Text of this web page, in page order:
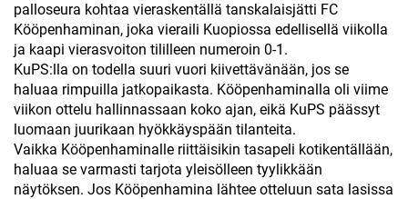
palloseura kohtaa vieraskentällä tanskalaisjätti FC
Kööpenhaminan, joka vieraili Kuopiossa edellisellä viikolla
ja kaapi vierasvoiton tililleen numeroin 0-1.
KuPS:lla on todella suuri vuori kiivettävänään, jos se
haluaa rimpuilla jatkopaikasta. Kööpenhaminalla oli viime
viikon ottelu hallinnassaan koko ajan, eikä KuPS päässyt
luomaan juurikaan hyökkäyspään tilanteita.
Vaikka Kööpenhaminalle riittäisikin tasapeli kotikentällään,
haluaa se varmasti tarjota yleisölleen tyylikkään
näytöksen. Jos Kööpenhamina lähtee otteluun sata lasissa